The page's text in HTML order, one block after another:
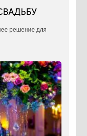
решение для